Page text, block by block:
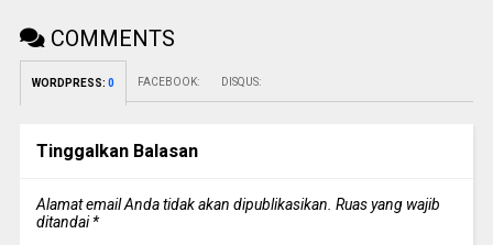
COMMENTS
WORDPRESS: 0 FACEBOOK: DISQUS:
Tinggalkan Balasan
Alamat email Anda tidak akan dipublikasikan. Ruas yang wajib
ditandai*